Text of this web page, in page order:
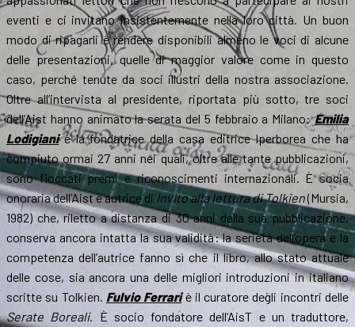
eventi e ci invitano insistentemente nella loro città. Un buon
modo di ripagarli è rendere disponibili almeno le voci di alcune
delle presentazioni, quelle di maggior valore come in questo
caso, perché tenute da soci illustri della nostra associazione.
Oltre all’intervista al presidente, riportata più sotto, tre soci
dell’Aist hanno animato la serata del 5 febbraio a Milano:Emilia
Lodigianiè la fondatrice della casa editrice Iperborea che ha
compiuto ormai 27 anni nei quali, oltre alle tante pubblicazioni,
sono fioccati premi e riconoscimenti internazionali. È socia
onoraria dell’Aist e autrice di Invito alla lettura di Tolkien(Mursia,
1982) che, riletto a distanza di 30 anni dalla sua pubblicazione,
conserva ancora intatta la sua validità: la serietà dell’opera e la
competenza dell’autrice fanno sì che il libro, allo stato attuale
delle cose, sia ancora una delle migliori introduzioni in italiano
scritte su Tolkien. Fulvio Ferrariè il curatore degli incontri delle
Serate Boreali. È socio fondatore dell’AisT e un traduttore,